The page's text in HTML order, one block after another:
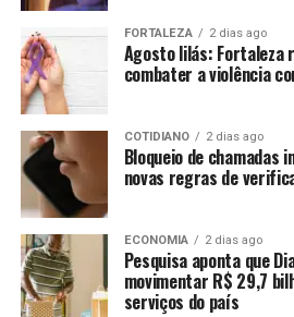
FORTALEZA 2 dias ago
Agosto lilás: Fortaleza
combater a violência
COTIDIANO 2 dias ago
Bloqueio de chamadas
novas regras de
ECONOMIA 2 dias ago
Pesquisa aponta que
movimentar R$ 29,7
serviços do país